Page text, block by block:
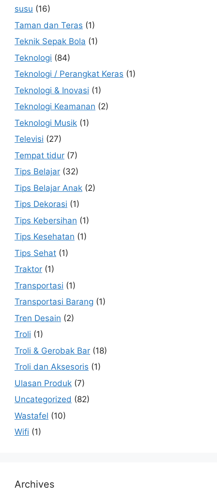
susu (16)
Taman dan Teras (1)
Teknik Sepak Bola (1)
Teknologi (84)
Teknologi / Perangkat Keras (1)
Teknologi & Inovasi (1)
Teknologi Keamanan (2)
Teknologi Musik (1)
Televisi (27)
Tempat tidur (7)
Tips Belajar (32)
Tips Belajar Anak (2)
Tips Dekorasi (1)
Tips Kebersihan (1)
Tips Kesehatan (1)
Tips Sehat (1)
Traktor (1)
Transportasi (1)
Transportasi Barang (1)
Tren Desain (2)
Troli (1)
Troli & Gerobak Bar (18)
Troli dan Aksesoris (1)
Ulasan Produk (7)
Uncategorized (82)
Wastafel (10)
Wifi (1)
Archives